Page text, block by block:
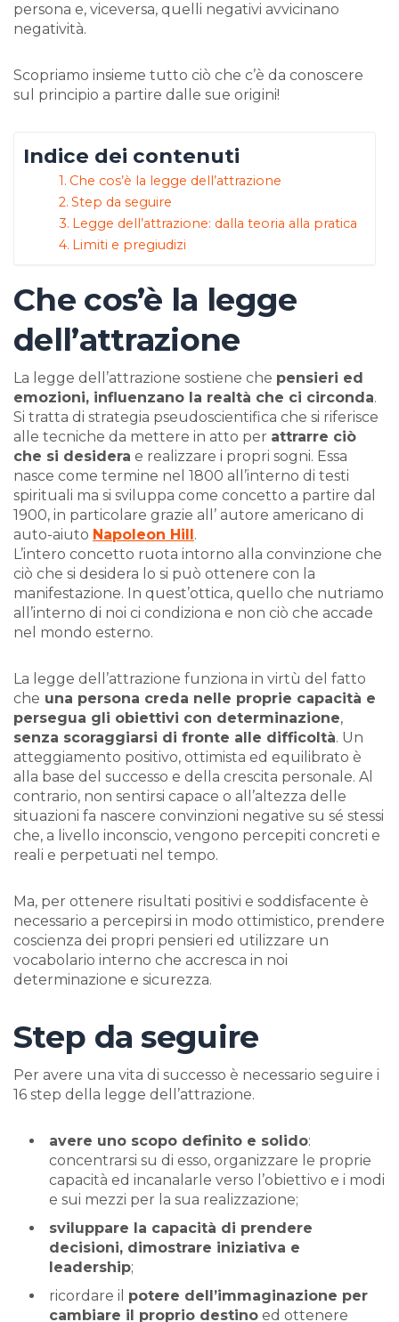
persona e, viceversa, quelli negativi avvicinano
negatività.
Scopriamo insieme tutto ciò che c’è da conoscere
sul principio a partire dalle sue origini!
Indice dei contenuti
Che cos’è la legge dell’attrazione
Step da seguire
Legge dell’attrazione: dalla teoria alla pratica
Limiti e pregiudizi
Che cos’è la legge
dell’attrazione
La legge dell’attrazione sostiene che pensieri ed
emozioni, influenzano la realtà che ci circonda.
Si tratta di strategia pseudoscientifica che si riferisce
alle tecniche da mettere in atto per attrarre ciò
che si desidera e realizzare i propri sogni. Essa
nasce come termine nel 1800 all’interno di testi
spirituali ma si sviluppa come concetto a partire dal
1900, in particolare grazie all’ autore americano di
auto-aiuto Napoleon Hill .
L’intero concetto ruota intorno alla convinzione che
ciò che si desidera lo si può ottenere con la
manifestazione. In quest’ottica, quello che nutriamo
all’interno di noi ci condiziona e non ciò che accade
nel mondo esterno.
La legge dell’attrazione funziona in virtù del fatto
che una persona creda nelle proprie capacità e
persegua gli obiettivi con determinazione,
senza scoraggiarsi di fronte alle difficoltà. Un
atteggiamento positivo, ottimista ed equilibrato è
alla base del successo e della crescita personale. Al
contrario, non sentirsi capace o all’altezza delle
situazioni fa nascere convinzioni negative su sé stessi
che, a livello inconscio, vengono percepiti concreti e
reali e perpetuati nel tempo.
Ma, per ottenere risultati positivi e soddisfacente è
necessario a percepirsi in modo ottimistico, prendere
coscienza dei propri pensieri ed utilizzare un
vocabolario interno che accresca in noi
determinazione e sicurezza.
Step da seguire
Per avere una vita di successo è necessario seguire i
16 step della legge dell’attrazione.
avere uno scopo definito e solido:
concentrarsi su di esso, organizzare le proprie
capacità ed incanalarle verso l’obiettivo e i modi
e sui mezzi per la sua realizzazione;
sviluppare la capacità di prendere
decisioni, dimostrare iniziativa e
leadership;
ricordare il potere dell’immaginazione per
cambiare il proprio destino ed ottenere